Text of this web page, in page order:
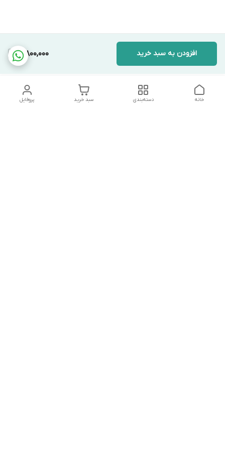
3,800,000 افزودن به سبد خرید
پروفایل سبد خرید دسته‌بندی خانه